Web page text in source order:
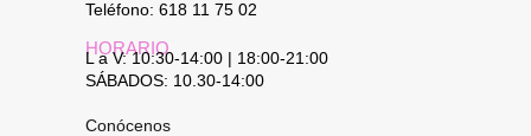
Teléfono: 618 11 75 02
HORARIO
L a V: 10:30-14:00 | 18:00-21:00
SÁBADOS: 10.30-14:00
Conócenos